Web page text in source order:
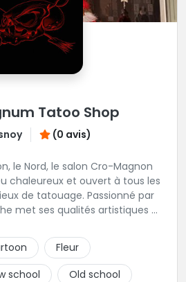
Tatoo Shop
(0 avis)
le Nord, le salon Cro-Magnon
chaleureux et ouvert à tous les
de tatouage. Passionné par
met ses qualités artistiques à
Fleur
school
Old school